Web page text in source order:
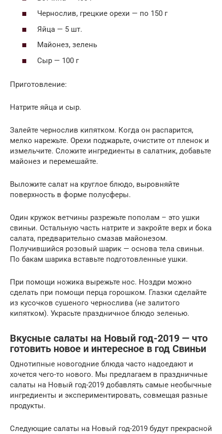
Чернослив, грецкие орехи — по 150 г
Яйца — 5 шт.
Майонез, зелень
Сыр — 100 г
Приготовление:
Натрите яйца и сыр.
Залейте чернослив кипятком. Когда он распарится,
мелко нарежьте. Орехи поджарьте, очистите от пленок и
измельчите. Сложите ингредиенты в салатник, добавьте
майонез и перемешайте.
Выложите салат на круглое блюдо, выровняйте
поверхность в форме полусферы.
Один кружок ветчины разрежьте пополам – это ушки
свиньи. Остальную часть натрите и закройте верх и бока
салата, предварительно смазав майонезом.
Получившийся розовый шарик — основа тела свиньи.
По бакам шарика вставьте подготовленные ушки.
При помощи ножика вырежьте нос. Ноздри можно
сделать при помощи перца горошком. Глазки сделайте
из кусочков сушеного чернослива (не залитого
кипятком). Украсьте праздничное блюдо зеленью.
Вкусные салаты на Новый год-2019 — что
готовить новое и интересное в год Свиньи
Однотипные новогодние блюда часто надоедают и
хочется чего-то нового. Мы предлагаем в праздничные
салаты на Новый год-2019 добавлять самые необычные
ингредиенты и экспериментировать, совмещая разные
продукты.
Следующие салаты на Новый год-2019 будут прекрасной